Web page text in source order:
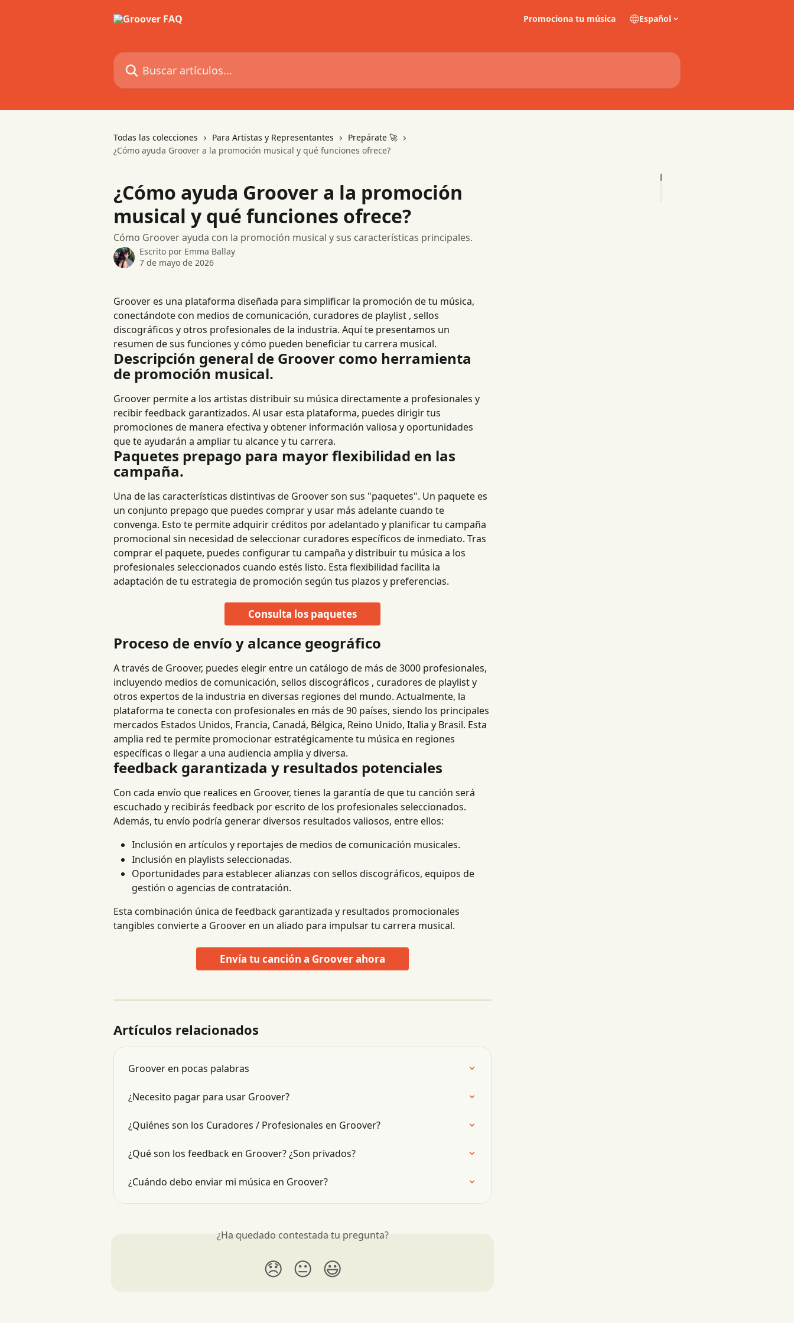
Promociona tu música Español
Buscar artículos...
Todas las colecciones Para Artistas y Representantes
Prepárate 🚀
¿Cómo ayuda Groover a la promoción musical y qué funciones ofrece?
¿Cómo ayuda Groover a la promoción
musical y qué funciones ofrece?
Cómo Groover ayuda con la promoción musical y sus características principales.
Escrito por Emma Ballay
7 de mayo de 2026
Groover es una plataforma diseñada para simplificar la promoción de tu música,
conectándote con medios de comunicación, curadores de playlist , sellos
discográficos y otros profesionales de la industria. Aquí te presentamos un
resumen de sus funciones y cómo pueden beneficiar tu carrera musical.
Descripción general de Groover como herramienta
de promoción musical.
Groover permite a los artistas distribuir su música directamente a profesionales y
recibir feedback garantizados. Al usar esta plataforma, puedes dirigir tus
promociones de manera efectiva y obtener información valiosa y oportunidades
que te ayudarán a ampliar tu alcance y tu carrera.
Paquetes prepago para mayor flexibilidad en las
campaña.
Una de las características distintivas de Groover son sus "paquetes". Un paquete es
un conjunto prepago que puedes comprar y usar más adelante cuando te
convenga. Esto te permite adquirir créditos por adelantado y planificar tu campaña
promocional sin necesidad de seleccionar curadores específicos de inmediato. Tras
comprar el paquete, puedes configurar tu campaña y distribuir tu música a los
profesionales seleccionados cuando estés listo. Esta flexibilidad facilita la
adaptación de tu estrategia de promoción según tus plazos y preferencias.
Consulta los paquetes
Proceso de envío y alcance geográfico
A través de Groover, puedes elegir entre un catálogo de más de 3000 profesionales,
incluyendo medios de comunicación, sellos discográficos , curadores de playlist y
otros expertos de la industria en diversas regiones del mundo. Actualmente, la
plataforma te conecta con profesionales en más de 90 países, siendo los principales
mercados Estados Unidos, Francia, Canadá, Bélgica, Reino Unido, Italia y Brasil. Esta
amplia red te permite promocionar estratégicamente tu música en regiones
específicas o llegar a una audiencia amplia y diversa.
feedback garantizada y resultados potenciales
Con cada envío que realices en Groover, tienes la garantía de que tu canción será
escuchado y recibirás feedback por escrito de los profesionales seleccionados.
Además, tu envío podría generar diversos resultados valiosos, entre ellos:
Inclusión en artículos y reportajes de medios de comunicación musicales.
Inclusión en playlists seleccionadas.
Oportunidades para establecer alianzas con sellos discográficos, equipos de
gestión o agencias de contratación.
Esta combinación única de feedback garantizada y resultados promocionales
tangibles convierte a Groover en un aliado para impulsar tu carrera musical.
Envía tu canción a Groover ahora
Artículos relacionados
Groover en pocas palabras
¿Necesito pagar para usar Groover?
¿Quiénes son los Curadores / Profesionales en Groover?
¿Qué son los feedback en Groover? ¿Son privados?
¿Cuándo debo enviar mi música en Groover?
¿Ha quedado contestada tu pregunta?
😞 😐 😃